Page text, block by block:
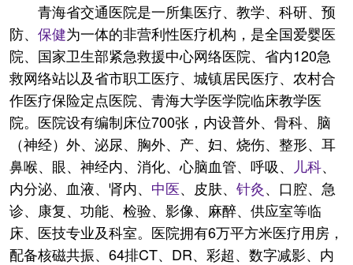
青海省交通医院是一所集医疗、教学、科研、预
防、 保健为一体的非营利性医疗机构，是全国爱婴医
院、国家卫生部紧急救援中心网络医院、省内120急
救网络站以及省市职工医疗、城镇居民医疗、农村合
作医疗保险定点医院、青海大学医学院临床教学医
院。医院设有编制床位700张，内设普外、骨科、脑
（神经）外、泌尿、胸外、产、妇、烧伤、整形、耳
鼻喉、眼、神经内、消化、心脑血管、呼吸、
儿科、
内分泌、血液、肾内、 中医、皮肤、 针灸、口腔、急
诊、康复、功能、检验、影像、麻醉、供应室等临
床、医技专业及科室。医院拥有6万平方米医疗用房，
配备核磁共振、64排CT、DR、彩超、数字减影、内